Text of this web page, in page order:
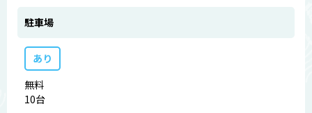
駐車場
あり
無料
10台